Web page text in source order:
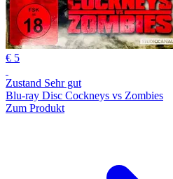
€ 5
Zustand Sehr gut
Blu-ray Disc Cockneys vs Zombies
Zum Produkt